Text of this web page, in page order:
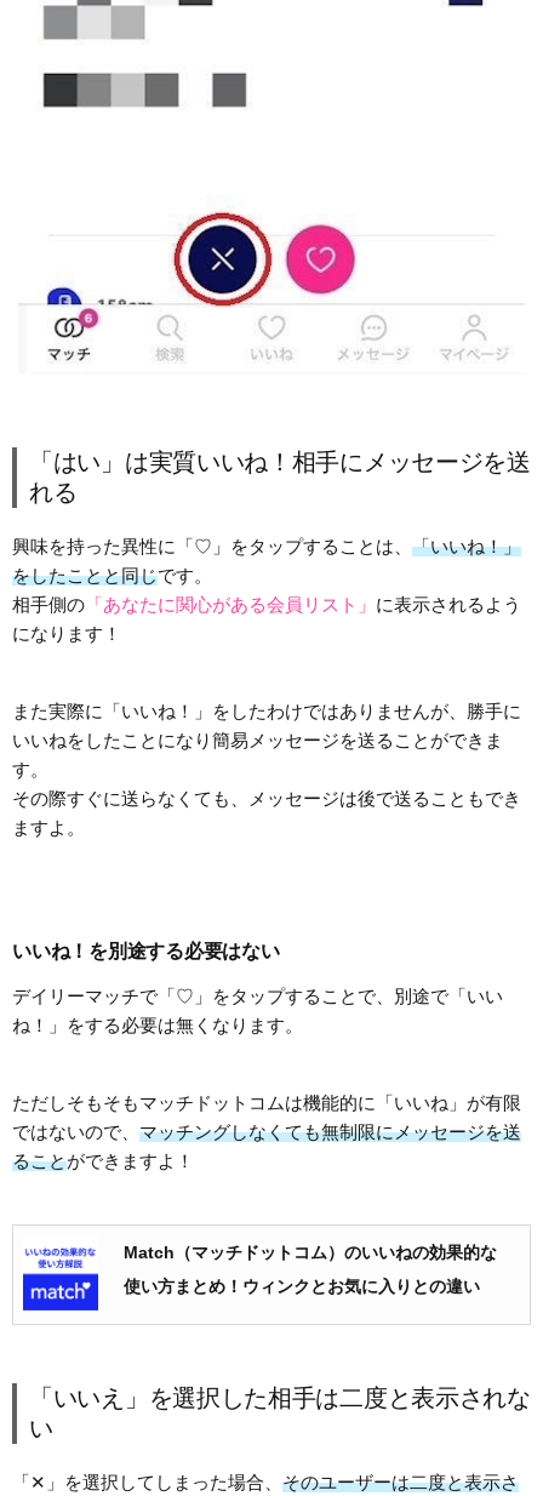
「はい」は実質いいね！相手にメッセージを送
れる
興味を持った異性に「♡」をタップすることは、 「いいね！」
をしたことと同じです。
相手側の 「あなたに関心がある会員リスト」 に表示されるよう
になります！
また実際に「いいね！」をしたわけではありませんが、勝手に
いいねをしたことになり簡易メッセージを送ることができま
す。
その際すぐに送らなくても、メッセージは後で送ることもでき
ますよ。
いいね！を別途する必要はない
デイリーマッチで「♡」をタップすることで、別途で「いい
ね！」をする必要は無くなります。
ただしそもそもマッチドットコムは機能的に「いいね」が有限
ではないので、 マッチングしなくても無制限にメッセージを送
ることができますよ！
Match（マッチドットコム）のいいねの効果的な
使い方まとめ！ウィンクとお気に入りとの違い
「いいえ」を選択した相手は二度と表示されな
い
「✕」を選択してしまった場合、 そのユーザーは二度と表示さ